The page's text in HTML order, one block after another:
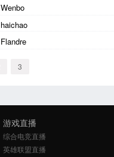
Wenbo
haichao
Flandre
3
游戏直播
综合电竞直播
英雄联盟直播